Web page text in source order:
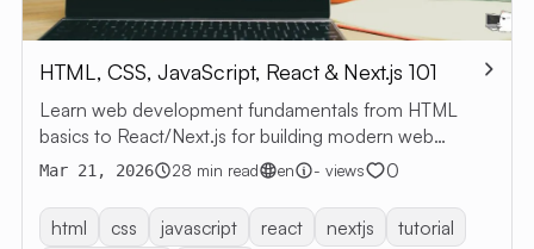
HTML, CSS, JavaScript, React & Next.js 101
Learn web development fundamentals from HTML
basics to React/Next.js for building modern web
applications
Mar 21, 2026 28 min read en - views 0
html css javascript react nextjs
tutorial